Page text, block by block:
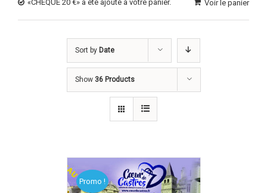
Voir le panier
«CHÈQUE 20 €» a été ajouté à votre panier.
Sort by Date
Show 36 Products
Promo !